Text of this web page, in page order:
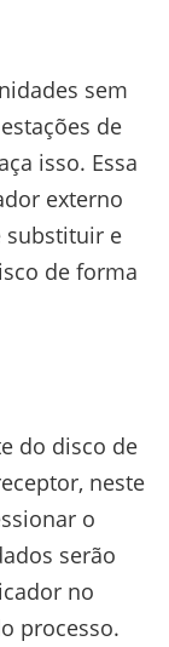
sem
de
isso. Essa
externo
substituir e
de forma
do disco de
neste
o
serão
no
processo.